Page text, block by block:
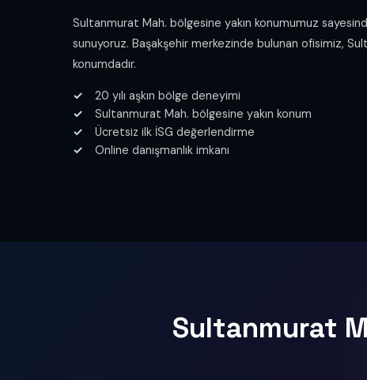
Sultanmurat Mah. bölgesine yakın konumumuz
sunuyoruz. Başakşehir merkezinde bulunan ofisimiz,
konumdadır.
20 yılı aşkın bölge deneyimi
Sultanmurat Mah. bölgesine yakın konum
Ücretsiz ilk İSG değerlendirme
Online danışmanlık imkanı
Sultanmurat